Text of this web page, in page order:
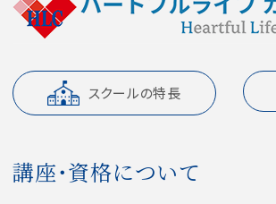
スクールの特長
講座・資格について